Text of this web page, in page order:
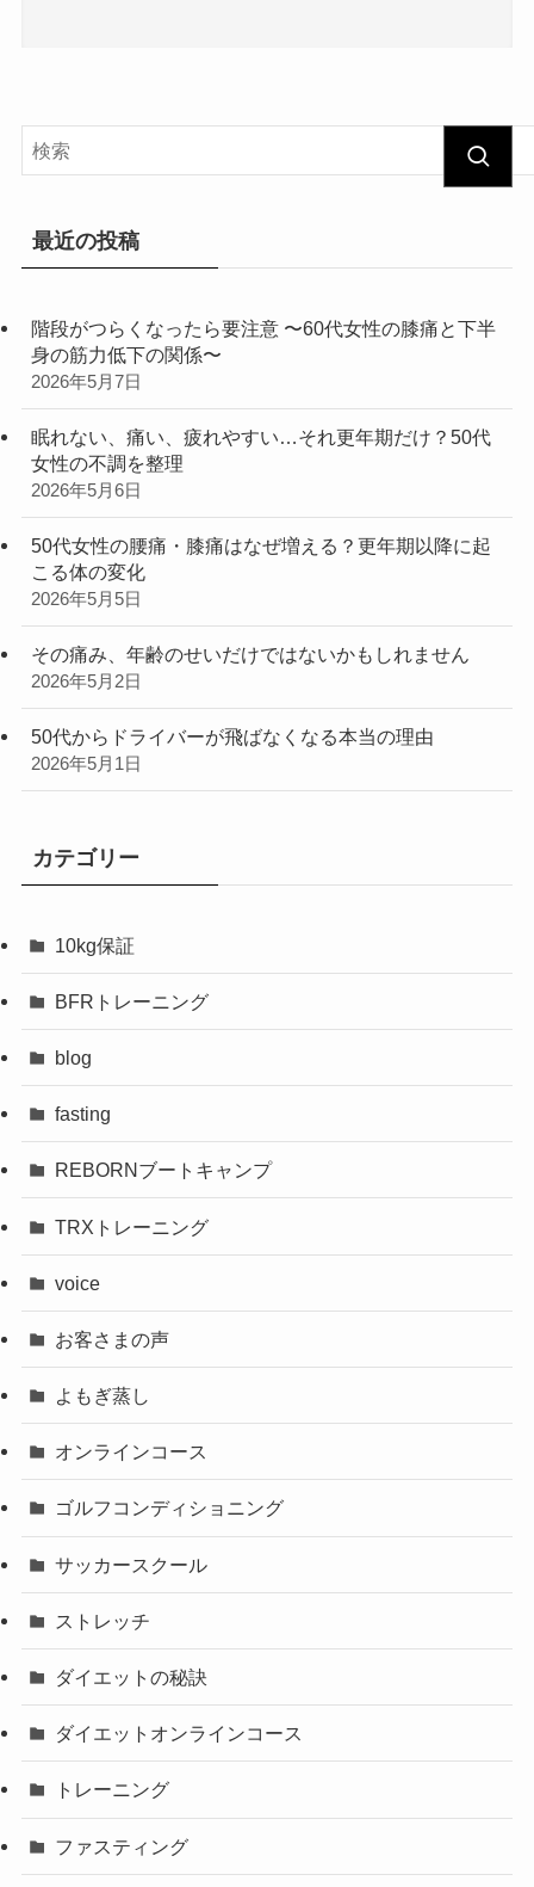
最近の投稿
階段がつらくなったら要注意 〜60代女性の膝痛と下半
身の筋力低下の関係〜
2026年5月7日
眠れない、痛い、疲れやすい…それ更年期だけ？50代
女性の不調を整理
2026年5月6日
50代女性の腰痛・膝痛はなぜ増える？更年期以降に起
こる体の変化
2026年5月5日
その痛み、年齢のせいだけではないかもしれません
2026年5月2日
50代からドライバーが飛ばなくなる本当の理由
2026年5月1日
カテゴリー
10kg保証
BFRトレーニング
blog
fasting
REBORNブートキャンプ
TRXトレーニング
voice
お客さまの声
よもぎ蒸し
オンラインコース
ゴルフコンディショニング
サッカースクール
ストレッチ
ダイエットの秘訣
ダイエットオンラインコース
トレーニング
ファスティング